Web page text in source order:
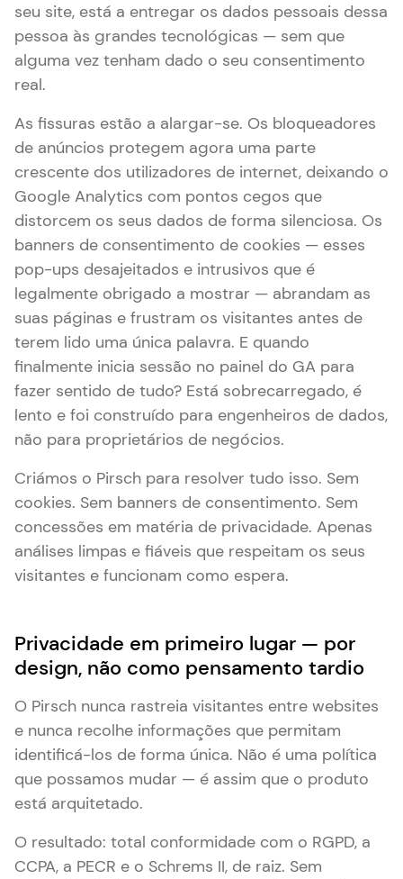
seu site, está a entregar os dados pessoais dessa
pessoa às grandes tecnológicas — sem que
alguma vez tenham dado o seu consentimento
real.
As fissuras estão a alargar-se. Os bloqueadores
de anúncios protegem agora uma parte
crescente dos utilizadores de internet, deixando o
Google Analytics com pontos cegos que
distorcem os seus dados de forma silenciosa. Os
banners de consentimento de cookies — esses
pop-ups desajeitados e intrusivos que é
legalmente obrigado a mostrar — abrandam as
suas páginas e frustram os visitantes antes de
terem lido uma única palavra. E quando
finalmente inicia sessão no painel do GA para
fazer sentido de tudo? Está sobrecarregado, é
lento e foi construído para engenheiros de dados,
não para proprietários de negócios.
Criámos o Pirsch para resolver tudo isso. Sem
cookies. Sem banners de consentimento. Sem
concessões em matéria de privacidade. Apenas
análises limpas e fiáveis que respeitam os seus
visitantes e funcionam como espera.
Privacidade em primeiro lugar — por
design, não como pensamento tardio
O Pirsch nunca rastreia visitantes entre websites
e nunca recolhe informações que permitam
identificá-los de forma única. Não é uma política
que possamos mudar — é assim que o produto
está arquitetado.
O resultado: total conformidade com o RGPD, a
CCPA, a PECR e o Schrems II, de raiz. Sem